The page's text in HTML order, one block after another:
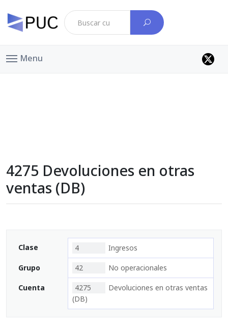
Menu
4275 Devoluciones en otras
ventas (DB)
Clase 4 Ingresos
Grupo 42 No operacionales
Cuenta 4275
Devoluciones en otras ventas
(DB)